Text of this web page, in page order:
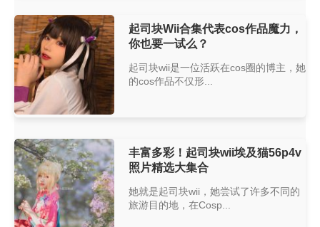
起司块Wii合集代表cos作品魔力，
你也要一试么？
起司块wii是一位活跃在cos圈的博主，她
的cos作品不仅形...
丰富多彩！起司块wii埃及猫56p4v
照片精选大集合
她就是起司块wii，她尝试了许多不同的
旅游目的地，在Cosp...